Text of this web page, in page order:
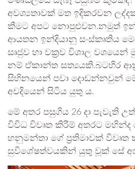
අවශ්‍යතාවක් මත ඉදිකරවන
කීමට අපට නොපුළුවන.නමුත්
ආයතන ඉන්දියානු සංස්කෘතිය
සෘජුව හා වක්‍රව විශාල
නම් ඒකාන්ත සත්‍යයකි.බටහිර
සිහිනයෙන් පවා දොඩන්නවුන්
අවදියෙන් සිටිය යුතු ය.
මේ අතර පසුගිය 26 දා පැවැති
විවිධ විවෘත කිරීම් අතරට මහින්ද
හනුමන්තා ගේ ප්‍රතිමාවක් විවෘත
සුවිශේෂත්වයකින් යුතු වූක් සේ